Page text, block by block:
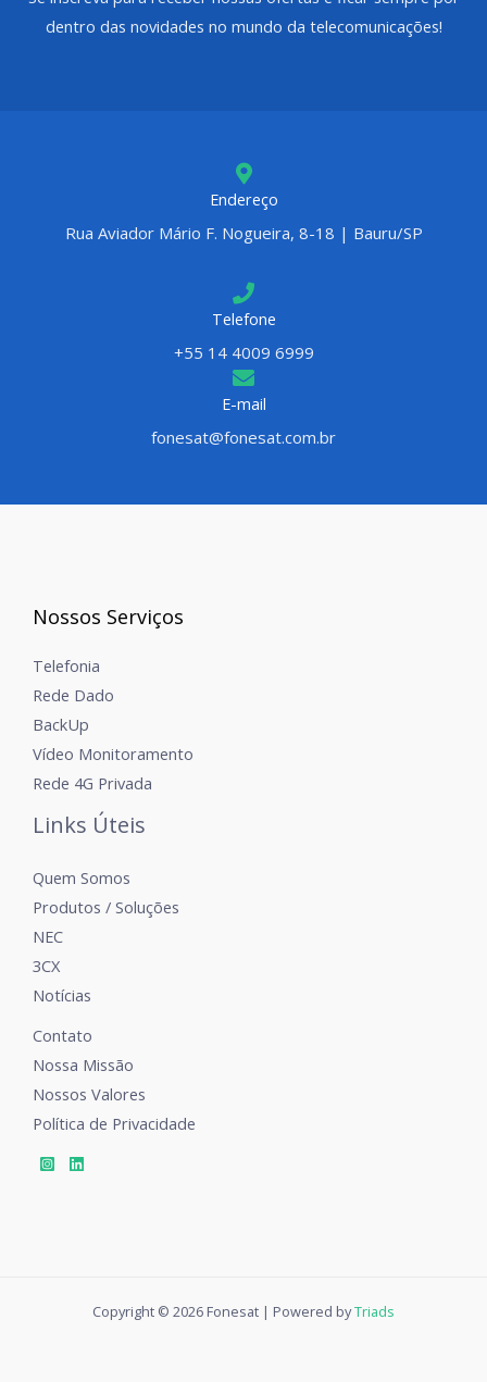
dentro das novidades no mundo da telecomunicações!
Endereço
Rua Aviador Mário F. Nogueira, 8-18 | Bauru/SP
Telefone
+55 14 4009 6999
E-mail
fonesat@fonesat.com.br
Nossos Serviços
Telefonia
Rede Dado
BackUp
Vídeo Monitoramento
Rede 4G Privada
Links Úteis
Quem Somos
Produtos / Soluções
NEC
3CX
Notícias
Contato
Nossa Missão
Nossos Valores
Política de Privacidade
Copyright © 2026 Fonesat | Powered byTriads